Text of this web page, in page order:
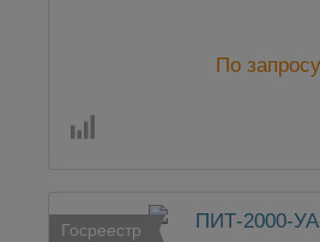
По запросу
Госреестр